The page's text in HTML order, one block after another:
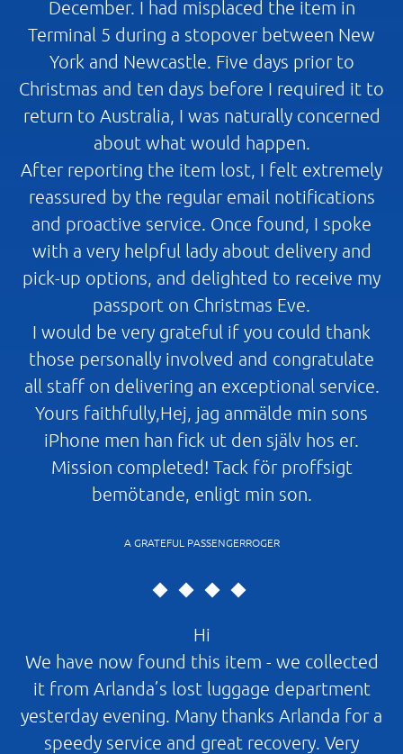
December. I had misplaced the item in
Terminal 5 during a stopover between New
York and Newcastle. Five days prior to
Christmas and ten days before I required it to
return to Australia, I was naturally concerned
about what would happen.
After reporting the item lost, I felt extremely
reassured by the regular email notifications
and proactive service. Once found, I spoke
with a very helpful lady about delivery and
pick-up options, and delighted to receive my
passport on Christmas Eve.
I would be very grateful if you could thank
those personally involved and congratulate
all staff on delivering an exceptional service.
Yours faithfully,Hej, jag anmälde min sons
iPhone men han fick ut den själv hos er.
Mission completed! Tack för proffsigt
bemötande, enligt min son.
A GRATEFUL PASSENGERROGER
Hi
We have now found this item - we collected
it from Arlanda’s lost luggage department
yesterday evening. Many thanks Arlanda for a
speedy service and great recovery. Very